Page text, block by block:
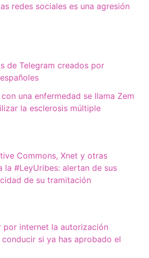
redes sociales es una agresión
de Telegram creados por
una enfermedad se llama Zem
la esclerosis múltiple
Commons, Xnet y otras
la #LeyUribes: alertan de sus
de su tramitación
por internet la autorización
si ya has aprobado el